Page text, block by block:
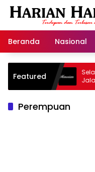
Langsung
Beranda
Nasional
Featured
Selamat
Jalan
Perempuan